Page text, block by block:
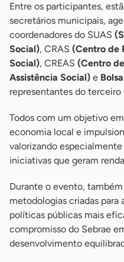
Entre os participantes,
secretários municipais,
coordenadores do SUAS
Social), CRAS (Centro de
Social), CREAS (Centro
Assistência Social) e
representantes do terceiro
Todos com um objetivo
economia local e
valorizando
iniciativas que geram
Durante o evento,
metodologias criadas
políticas públicas mais
compromisso do Sebrae
desenvolvimento